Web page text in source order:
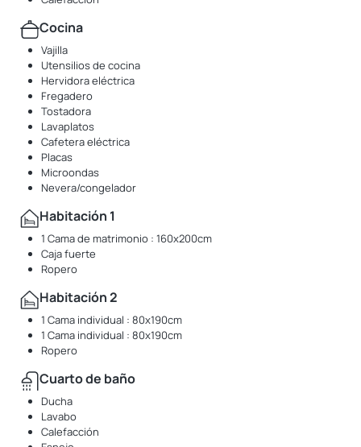
Cocina
Vajilla
Utensilios de cocina
Hervidora eléctrica
Fregadero
Tostadora
Lavaplatos
Cafetera eléctrica
Placas
Microondas
Nevera/congelador
Habitación 1
1 Cama de matrimonio : 160x200cm
Caja fuerte
Ropero
Habitación 2
1 Cama individual : 80x190cm
1 Cama individual : 80x190cm
Ropero
Cuarto de baño
Ducha
Lavabo
Calefacción